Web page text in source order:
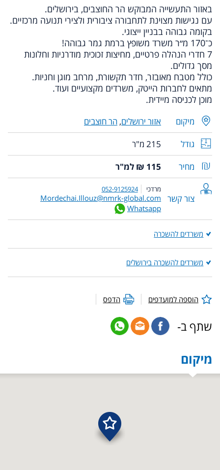
באזור התעשייה המבוקש הר החוצבים, בירושלים.
עם נגישות מצוינת לתחבורה ציבורית ולצירי תנועה מרכזיים.
בקומה גבוהה בבניין ייצוגי.
כ־170 מ״ר משרד משופץ ברמת גמר גבוהה!
7 חדרי הנהלה פרטיים, מחיצות זכוכית מודרניות וחלונות
מסך גדולים.
כולל מטבח מאובזר, חדר תקשורת, מרחב מוגן וחניות.
מתאים לחברות הייטק, משרדים מקצועיים ועוד.
מוכן לכניסה מיידית.
מיקום אזור ירושלים, הר חוצבים
גודל
215 מ"ר
מחיר
115 ₪ למ"ר
צור קשר
מרדכי 052-9125924
Mordechai.Illouz@nmrk-global.com
Whatsapp
משרדים להשכרה
משרדים להשכרה בירושלים
הוספה למועדפים הדפס
שתף ב-
מיקום